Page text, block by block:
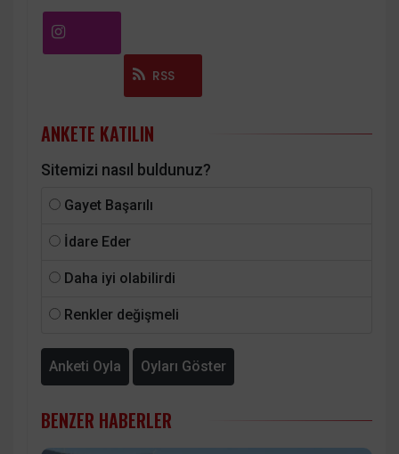
RSS
ANKETE KATILIN
Sitemizi nasıl buldunuz?
Gayet Başarılı
İdare Eder
Daha iyi olabilirdi
Renkler değişmeli
Anketi Oyla Oyları Göster
BENZER HABERLER